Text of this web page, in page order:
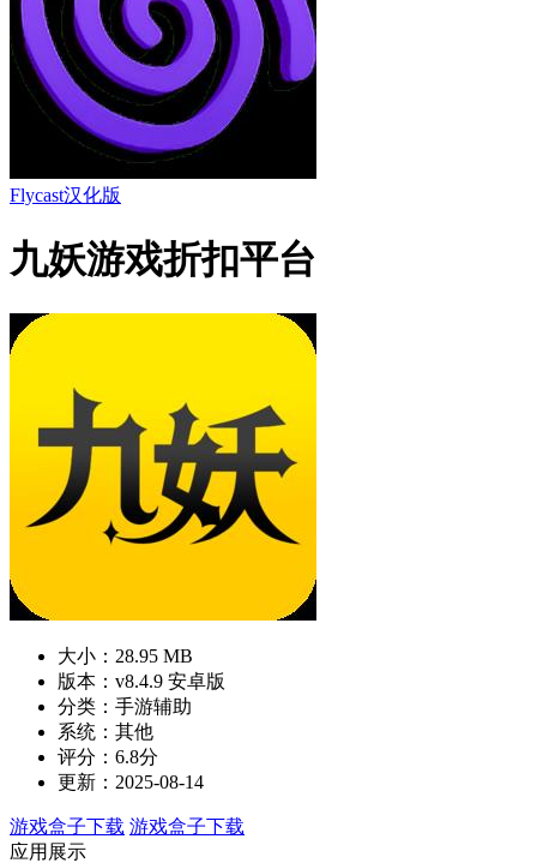
Flycast汉化版
九妖游戏折扣平台
大小：28.95 MB
版本：v8.4.9 安卓版
分类：手游辅助
系统：其他
评分：6.8分
更新：2025-08-14
游戏盒子下载 游戏盒子下载
应用展示